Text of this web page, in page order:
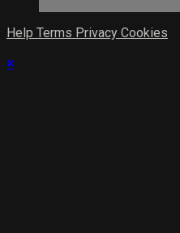
Help Terms Privacy Cookies
×